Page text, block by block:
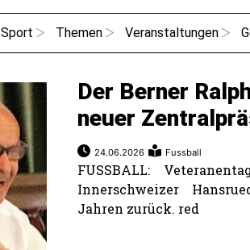
Sport Themen Veranstaltungen
Der Berner
neuer
24.06.2026 Fussball
FUSSBALL:
Innerschweizer
Jahren zurück. red